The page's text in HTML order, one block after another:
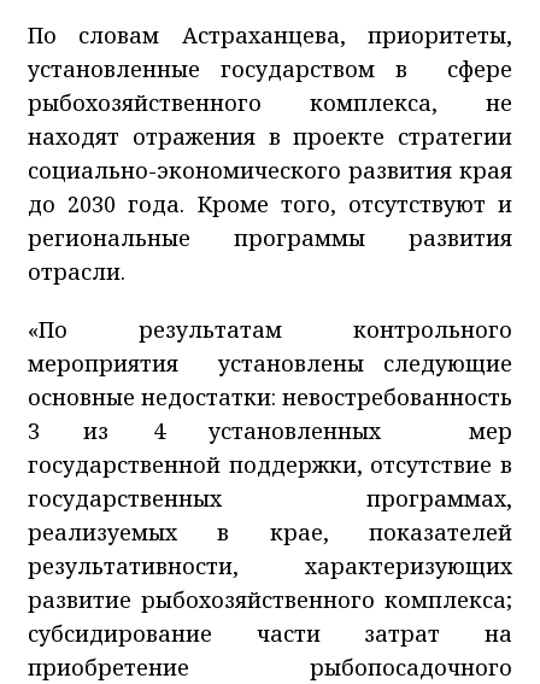
По словам Астраханцева, приоритеты,
установленные государством в сфере
рыбохозяйственного комплекса, не
находят отражения в проекте стратегии
социально-экономического развития края
до 2030 года. Кроме того, отсутствуют и
региональные программы развития
отрасли.
«По результатам контрольного
мероприятия установлены следующие
основные недостатки: невостребованность
3 из 4 установленных мер
государственной поддержки, отсутствие в
государственных программах,
реализуемых в крае, показателей
результативности, характеризующих
развитие рыбохозяйственного комплекса;
субсидирование части затрат на
приобретение рыбопосадочного